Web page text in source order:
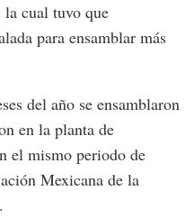
cual tuvo que
para ensamblar más
del año se ensamblaron
en la planta de
el mismo periodo de
Mexicana de la